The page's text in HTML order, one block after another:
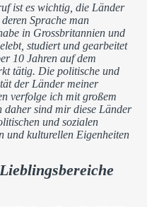
ist es wichtig, die Länder
Sprache man
in Grossbritannien und
studiert und gearbeitet
10 Jahren auf dem
tätig. Die politische und
der Länder meiner
verfolge ich mit großem
daher sind mir diese Länder
und sozialen
und kulturellen Eigenheiten